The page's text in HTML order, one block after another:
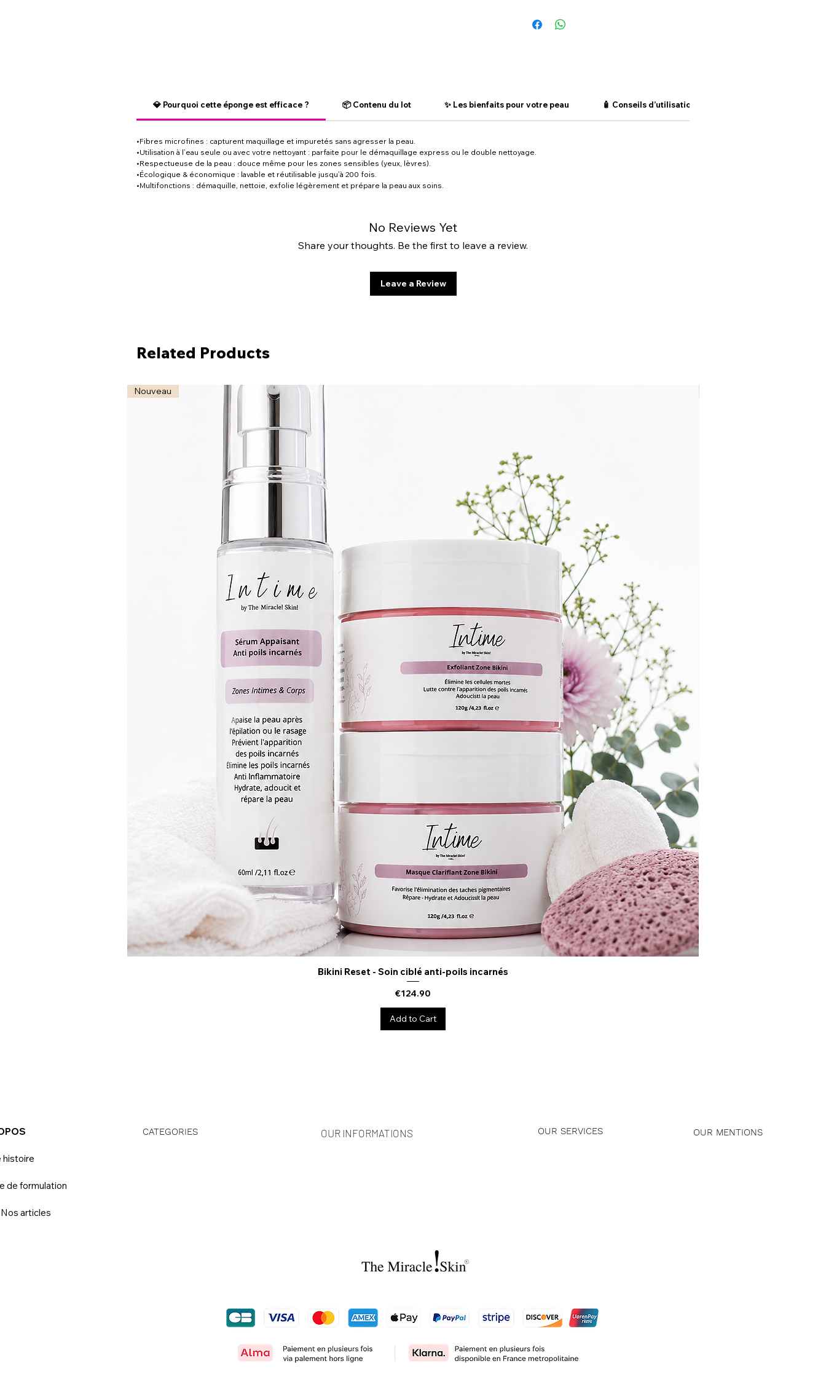
💎 Pourquoi cette éponge est efficace ? 📦 Contenu du lot ✨ Les bienfaits pour votre peau 🧴 Conseils d’utilisation
•Fibres microfines : capturent maquillage et impuretés sans agresser la peau.
•Utilisation à l’eau seule ou avec votre nettoyant : parfaite pour le démaquillage express ou le double nettoyage.
•Respectueuse de la peau : douce même pour les zones sensibles (yeux, lèvres).
•Écologique & économique : lavable et réutilisable jusqu’à 200 fois.
•Multifonctions : démaquille, nettoie, exfolie légèrement et prépare la peau aux soins.
No Reviews Yet
Share your thoughts. Be the first to leave a review.
Leave a Review
Related Products
Quick View
Nouveau
Bikini Reset - Soin ciblé anti-poils incarnés
Price
€124.90
Add to Cart
histoire
de formulation
articles
CATEGORIES OUR INFORMATIONS OUR SERVICES OUR MENTIONS